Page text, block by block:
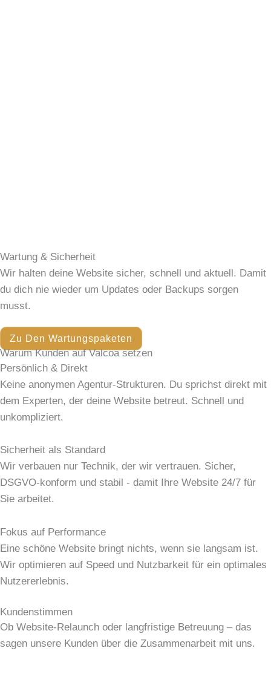
Wartung & Sicherheit
Wir halten deine Website sicher, schnell und aktuell. Damit
du dich nie wieder um Updates oder Backups sorgen
musst.
Zu Den Wartungspaketen
Warum Kunden auf Valcoa setzen
Persönlich & Direkt
Keine anonymen Agentur-Strukturen. Du sprichst direkt mit
dem Experten, der deine Website betreut. Schnell und
unkompliziert.
Sicherheit als Standard
Wir verbauen nur Technik, der wir vertrauen. Sicher,
DSGVO-konform und stabil - damit Ihre Website 24/7 für
Sie arbeitet.
Fokus auf Performance
Eine schöne Website bringt nichts, wenn sie langsam ist.
Wir optimieren auf Speed und Nutzbarkeit für ein optimales
Nutzererlebnis.
Kundenstimmen
Ob Website-Relaunch oder langfristige Betreuung – das
sagen unsere Kunden über die Zusammenarbeit mit uns.